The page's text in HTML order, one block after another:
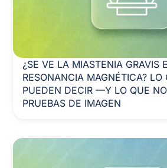
¿SE VE LA MIASTENIA GRAVIS
RESONANCIA MAGNÉTICA? LO
PUEDEN DECIR —Y LO QUE
PRUEBAS DE IMAGEN